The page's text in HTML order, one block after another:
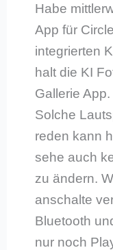
Habe
App für
integrierten
halt die KI
Gallerie App.
Solche
reden kann
sehe auch
zu ändern.
anschalte
Bluetooth
nur noch